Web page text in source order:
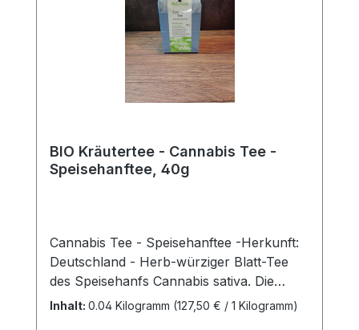
BIO Kräutertee - Cannabis Tee -
Speisehanftee, 40g
Cannabis Tee - Speisehanftee -Herkunft:
Deutschland - Herb-würziger Blatt-Tee
des Speisehanfs Cannabis sativa. Die
traditionell heimische Kulturpflanze Hanf
Inhalt: 0.04 Kilogramm (127,50 € / 1 Kilogramm)